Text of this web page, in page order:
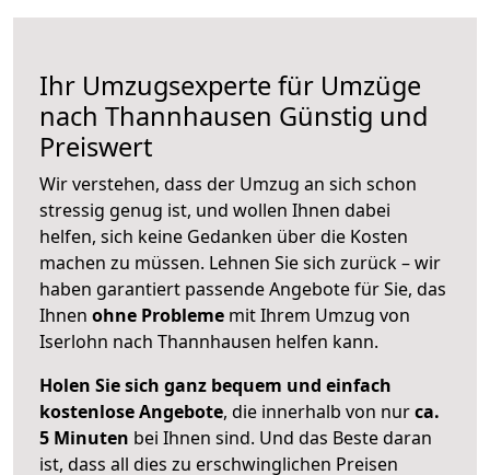
Ihr Umzugsexperte für Umzüge
nach Thannhausen Günstig und
Preiswert
Wir verstehen, dass der Umzug an sich schon
stressig genug ist, und wollen Ihnen dabei
helfen, sich keine Gedanken über die Kosten
machen zu müssen. Lehnen Sie sich zurück – wir
haben garantiert passende Angebote für Sie, das
Ihnen ohne Probleme mit Ihrem Umzug von
Iserlohn nach Thannhausen helfen kann.
Holen Sie sich ganz bequem und einfach
kostenlose Angebote, die innerhalb von nurca.
5 Minuten bei Ihnen sind. Und das Beste daran
ist, dass all dies zu erschwinglichen Preisen